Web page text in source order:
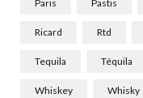
Paris Pastis
Ricard Rtd
Tequila Téquila
Whiskey Whisky